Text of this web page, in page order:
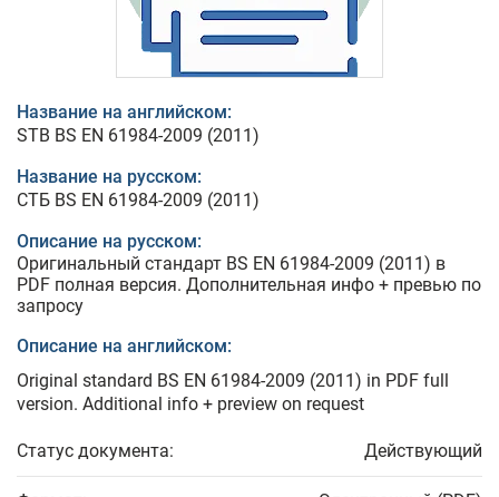
Название на английском:
STB BS EN 61984-2009 (2011)
Название на русском:
СТБ BS EN 61984-2009 (2011)
Описание на русском:
Оригинальный стандарт BS EN 61984-2009 (2011) в
PDF полная версия. Дополнительная инфо + превью по
запросу
Описание на английском:
Original standard BS EN 61984-2009 (2011) in PDF full
version. Additional info + preview on request
Статус документа: Действующий